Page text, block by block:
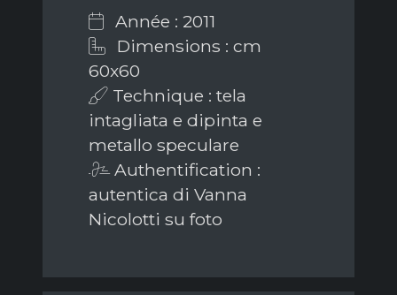
Année : 2011
Dimensions : cm
60x60
Technique : tela
intagliata e dipinta e
metallo speculare
Authentification :
autentica di Vanna
Nicolotti su foto